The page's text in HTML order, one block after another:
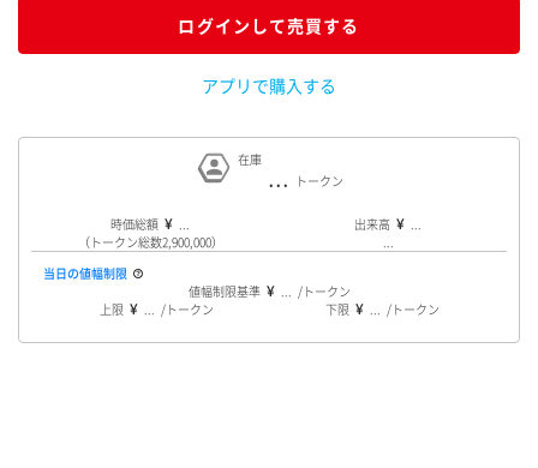
ログインして売買する
アプリで購入する
在庫 ...
時価総額
...
（トークン総数2,900,000）
出来高
...
...
当日の値幅制限
値幅制限基準
...
上限
... 下限 ...